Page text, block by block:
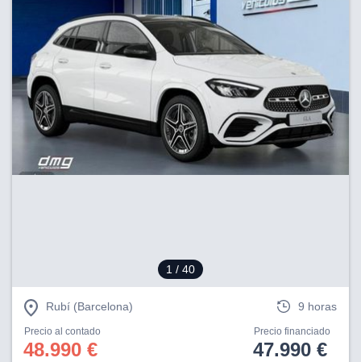
1 / 40
Rubí (Barcelona) 9 horas
Precio al contado
48.990 €
Precio financiado
47.990 €